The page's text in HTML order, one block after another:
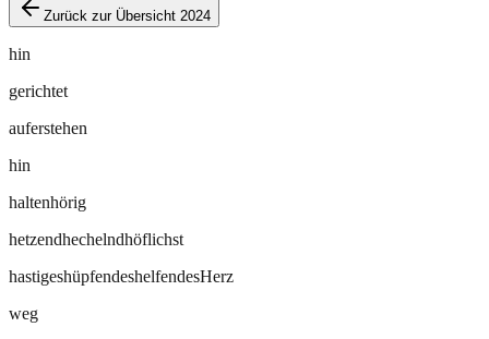
Zurück zur Übersicht 2024
hin
gerichtet
auferstehen
hin
haltenhörig
hetzendhechelndhöflichst
hastigeshüpfendeshelfendesHerz
weg